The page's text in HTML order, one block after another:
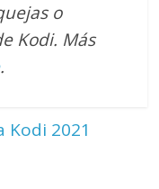
o
Kodi. Más
.
Kodi 2021